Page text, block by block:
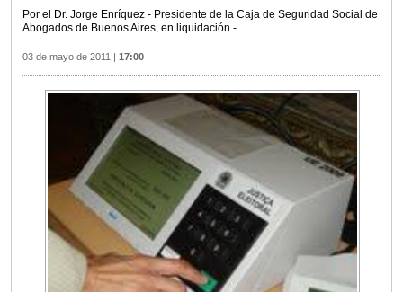
Por el Dr. Jorge Enríquez - Presidente de la Caja de Seguridad Social de
Abogados de Buenos Aires, en liquidación -
03 de mayo de 2011 | 17:00